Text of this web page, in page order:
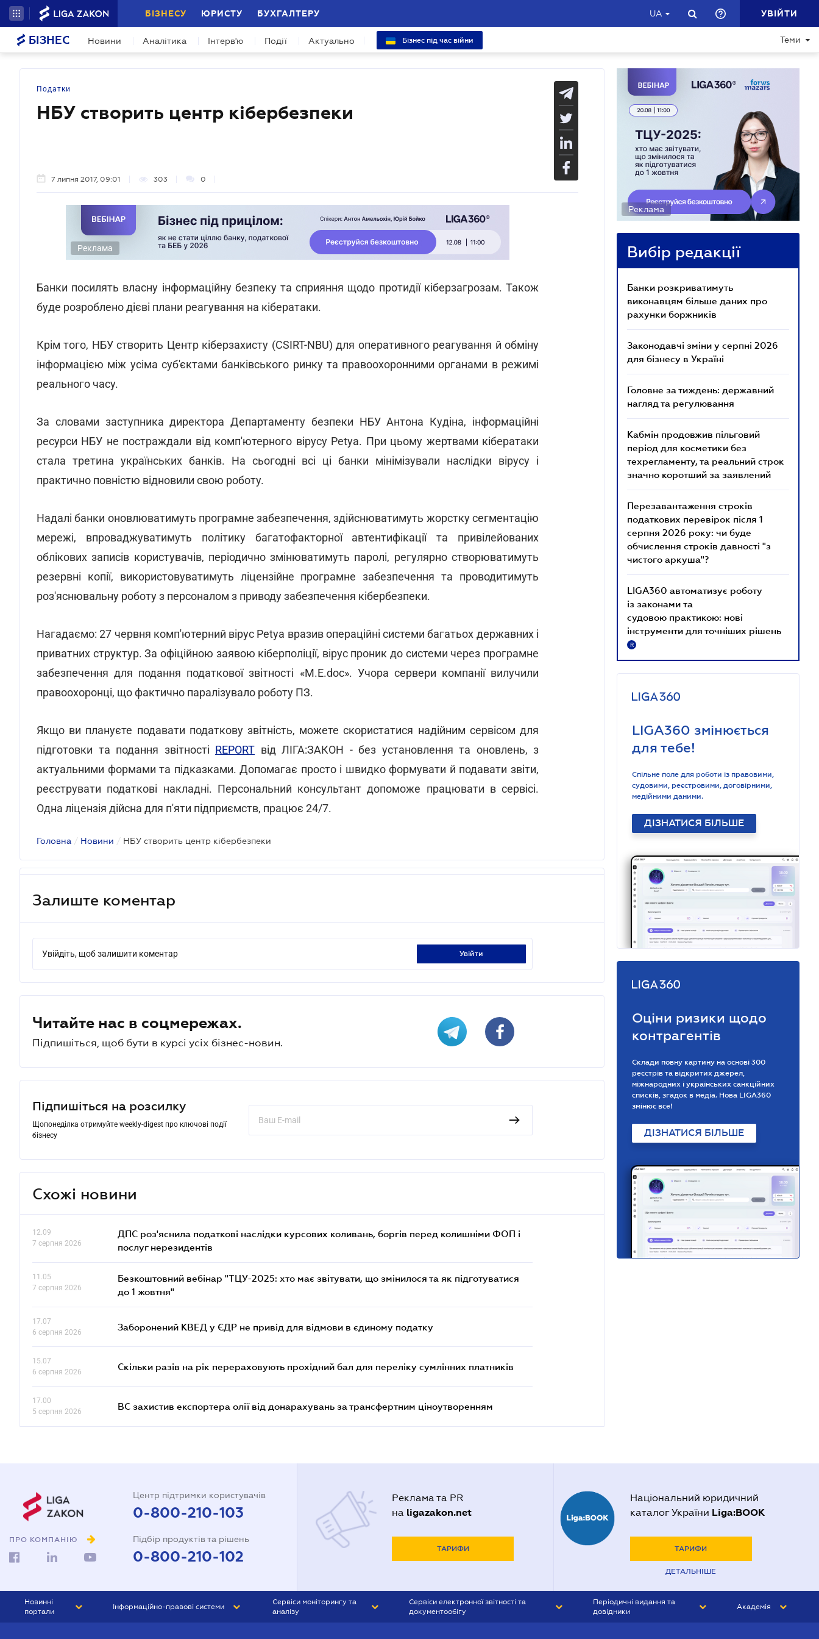
БІЗНЕСУ ЮРИСТУ БУХГАЛТЕРУ UA УВІЙТИ
БІЗНЕС Новини Аналітика Інтерв'ю Події Актуально Бізнес під час війни Теми
Податки
НБУ створить центр кібербезпеки
7 липня 2017, 09:01 303 0
Реклама
Банки посилять власну інформаційну безпеку та сприяння щодо протидії кіберзагрозам. Також
буде розроблено дієві плани реагування на кібератаки.
Крім того, НБУ створить Центр кіберзахисту (CSIRT-NBU) для оперативного реагування й обміну
інформацією між усіма суб'єктами банківського ринку та правоохоронними органами в режимі
реального часу.
За словами заступника директора Департаменту безпеки НБУ Антона Кудіна, інформаційні
ресурси НБУ не постраждали від комп'ютерного вірусу Petya. При цьому жертвами кібератаки
стала третина українських банків. На сьогодні всі ці банки мінімізували наслідки вірусу і
практично повністю відновили свою роботу.
Надалі банки оновлюватимуть програмне забезпечення, здійснюватимуть жорстку сегментацію
мережі, впроваджуватимуть політику багатофакторної автентифікації та привілейованих
облікових записів користувачів, періодично змінюватимуть паролі, регулярно створюватимуть
резервні копії, використовуватимуть ліцензійне програмне забезпечення та проводитимуть
роз'яснювальну роботу з персоналом з приводу забезпечення кібербезпеки.
Нагадаємо: 27 червня комп'ютерний вірус Petya вразив операційні системи багатьох державних і
приватних структур. За офіційною заявою кіберполіції, вірус проник до системи через програмне
забезпечення для подання податкової звітності «M.E.doc». Учора сервери компанії вилучили
правоохоронці, що фактично паралізувало роботу ПЗ.
Якщо ви плануєте подавати податкову звітність, можете скористатися надійним сервісом для
підготовки та подання звітності REPORT від ЛІГА:ЗАКОН - без установлення та оновлень, з
актуальними формами та підказками. Допомагає просто і швидко формувати й подавати звіти,
реєструвати податкові накладні. Персональний консультант допоможе працювати в сервісі.
Одна ліцензія дійсна для п'яти підприємств, працює 24/7.
Головна / Новини / НБУ створить центр кібербезпеки
Залиште коментар
Увійдіть, щоб залишити коментар увійти
Читайте нас в соцмережах.
Підпишіться, щоб бути в курсі усіх бізнес-новин.
Підпишіться на розсилку
Щопонеділка отримуйте weekly-digest про ключові події
бізнесу
Схожі новини
12.09
7 серпня 2026
ДПС роз'яснила податкові наслідки курсових коливань, боргів перед колишніми ФОП і
послуг нерезидентів
11.05
7 серпня 2026
Безкоштовний вебінар "ТЦУ-2025: хто має звітувати, що змінилося та як підготуватися
до 1 жовтня"
17.07
6 серпня 2026
Заборонений КВЕД у ЄДР не привід для відмови в єдиному податку
15.07
6 серпня 2026
Скільки разів на рік перераховують прохідний бал для переліку сумлінних платників
17.00
5 серпня 2026
ВС захистив експортера олії від донарахувань за трансфертним ціноутворенням
Реклама
Вибір редакції
Банки розкриватимуть
виконавцям більше даних про
рахунки боржників
Законодавчі зміни у серпні 2026
для бізнесу в Україні
Головне за тиждень: державний
нагляд та регулювання
Кабмін продовжив пільговий
період для косметики без
техрегламенту, та реальний строк
значно коротший за заявлений
Перезавантаження строків
податкових перевірок після 1
серпня 2026 року: чи буде
обчислення строків давності "з
чистого аркуша"?
LIGA360 автоматизує роботу
із законами та
судовою практикою: нові
інструменти для точніших рішень
R
LIGA360 змінюється
для тебе!
Спільне поле для роботи із правовими,
судовими, реєстровими, договірними,
медійними даними.
ДІЗНАТИСЯ БІЛЬШЕ
Оціни ризики щодо
контрагентів
Склади повну картину на основі 300
реєстрів та відкритих джерел,
міжнародних і українських санкційних
списків, згадок в медіа. Нова LIGA360
змінює все!
ДІЗНАТИСЯ БІЛЬШЕ
ПРО КОМПАНІЮ
Центр підтримки користувачів
0-800-210-103
Підбір продуктів та рішень
0-800-210-102
Реклама та PR
на ligazakon.net
ТАРИФИ
Національний юридичний
каталог України Liga:BOOK
ТАРИФИ
ДЕТАЛЬНІШЕ
Новинні
портали
Інформаційно-правові системи
Сервіси моніторингу та
аналізу
Сервіси електронної звітності та
документообігу
Періодичні видання та
довідники
Академія